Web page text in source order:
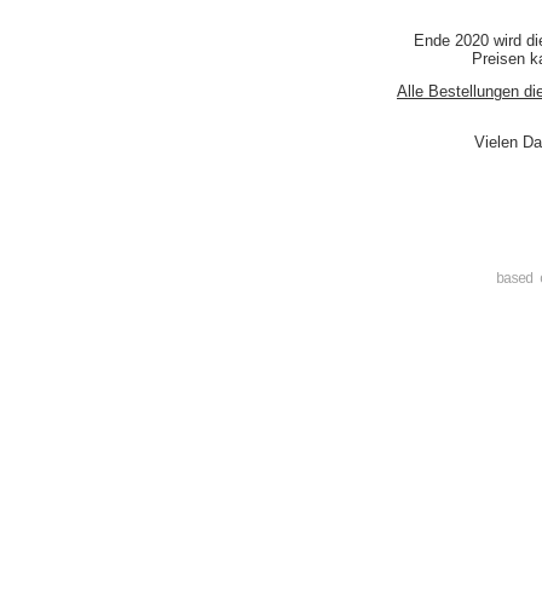
Ende 2020 wird
Preisen
Alle Bestellungen
Vielen